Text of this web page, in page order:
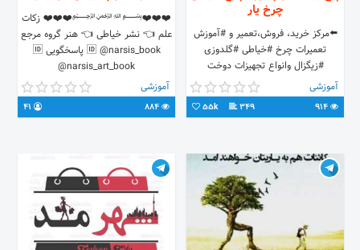
چرخ یار
⬅️مرکز خرید، فروش‌،تعمیر و #آموزش
تعمیرات چرخ #خیاطی #گلدوزی
#زیگزال وانواع تجهیزات دوخت
(صنعتی،خانگی) ⬅️تهران،خیابان انقلاب
09120983035 02128428377
آموزشی
349
55k
❤️❤️❤️﷽❤️❤️❤️ زکات
علم 👈 نشر خیاطی 👈 هنر گروه مرجع
🆔 @narsis_book پاسخگویی 🆔
@narsis_art_book
https://instagram.com/narsis_art_book
کانال فروش تولیدی ایپک 🆔
@eipak_azar
آموزشی